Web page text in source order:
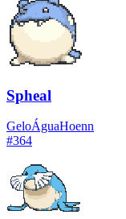
Spheal
GeloÁguaHoenn
#364